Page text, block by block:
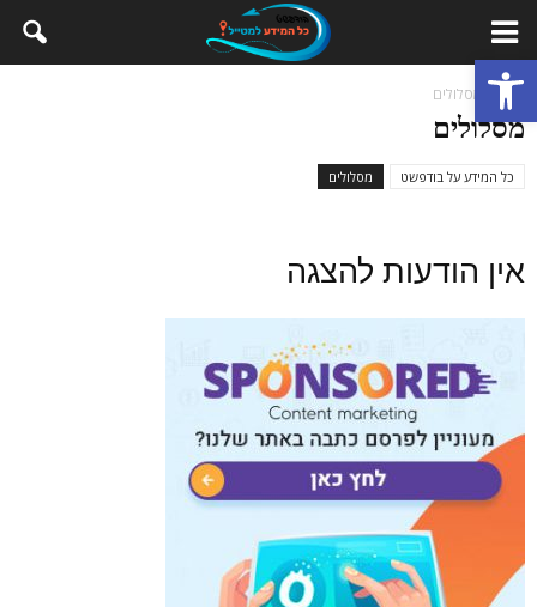
פתח סרגל נגישות
בית מסלולים
מסלולים
כל המידע על בודפשט מסלולים
אין הודעות להצגה